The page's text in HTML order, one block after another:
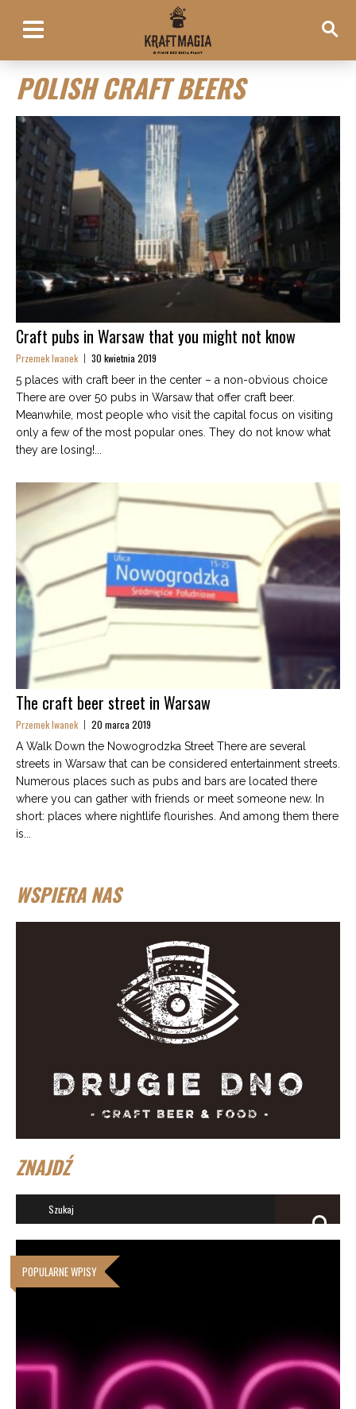
POLISH CRAFT BEERS
Craft pubs in Warsaw that you might not know
Przemek Iwanek 30 kwietnia 2019
5 places with craft beer in the center – a non-obvious choice
There are over 50 pubs in Warsaw that offer craft beer.
Meanwhile, most people who visit the capital focus on visiting
only a few of the most popular ones. They do not know what
they are losing!...
The craft beer street in Warsaw
Przemek Iwanek 20 marca 2019
A Walk Down the Nowogrodzka Street There are several
streets in Warsaw that can be considered entertainment streets.
Numerous places such as pubs and bars are located there
where you can gather with friends or meet someone new. In
short: places where nightlife flourishes. And among them there
is...
WSPIERA NAS
ZNAJDŹ
POPULARNE WPISY